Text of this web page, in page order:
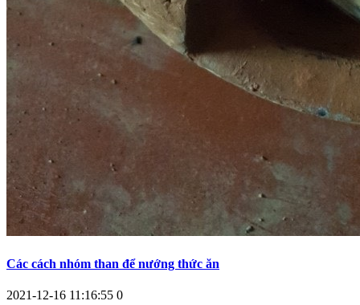
Các cách nhóm than để nướng thức ăn
2021-12-16 11:16:55 0